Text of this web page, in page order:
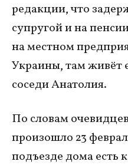
редакции, что
супругой и на
на местном
Украины, там живёт
соседи Анатолия.
По словам
произошло 23
подъезде дома есть